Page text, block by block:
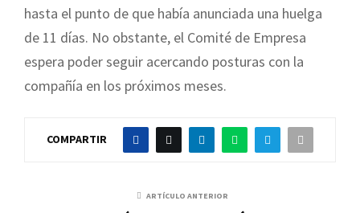
hasta el punto de que había anunciada una huelga
de 11 días. No obstante, el Comité de Empresa
espera poder seguir acercando posturas con la
compañía en los próximos meses.
COMPARTIR
ARTÍCULO ANTERIOR